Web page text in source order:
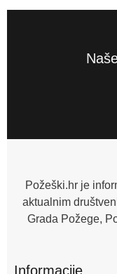
Požeški.hr je
aktualnim
Grada Požege,
Informacije